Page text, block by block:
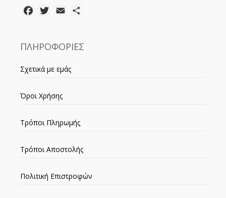
FacebookTwitter
Email
ΠΛΗΡΟΦΟΡΙΕΣ
Σχετικά με εμάς
Όροι Χρήσης
Τρόποι Πληρωμής
Τρόποι Αποστολής
Πολιτική Επιστροφών